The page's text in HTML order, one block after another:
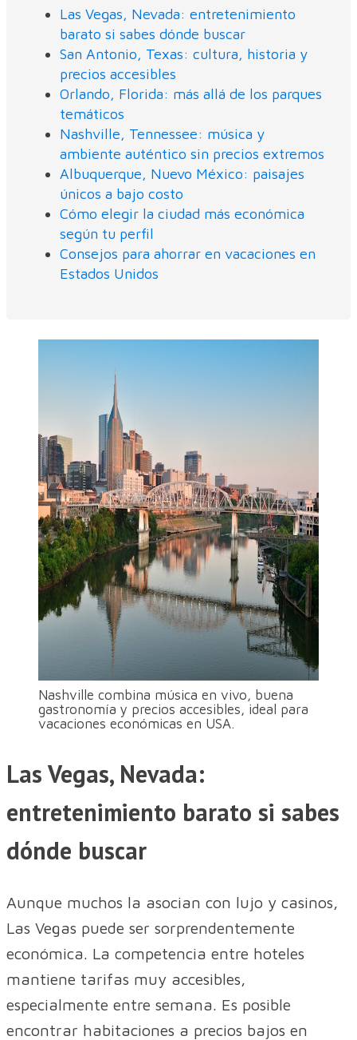
Las Vegas, Nevada: entretenimiento
barato si sabes dónde buscar
San Antonio, Texas: cultura, historia y
precios accesibles
Orlando, Florida: más allá de los parques
temáticos
Nashville, Tennessee: música y
ambiente auténtico sin precios extremos
Albuquerque, Nuevo México: paisajes
únicos a bajo costo
Cómo elegir la ciudad más económica
según tu perfil
Consejos para ahorrar en vacaciones en
Estados Unidos
Nashville combina música en vivo, buena
gastronomía y precios accesibles, ideal para
vacaciones económicas en USA.
Las Vegas, Nevada:
entretenimiento barato si sabes
dónde buscar
Aunque muchos la asocian con lujo y casinos,
Las Vegas puede ser sorprendentemente
económica. La competencia entre hoteles
mantiene tarifas muy accesibles,
especialmente entre semana. Es posible
encontrar habitaciones a precios bajos en